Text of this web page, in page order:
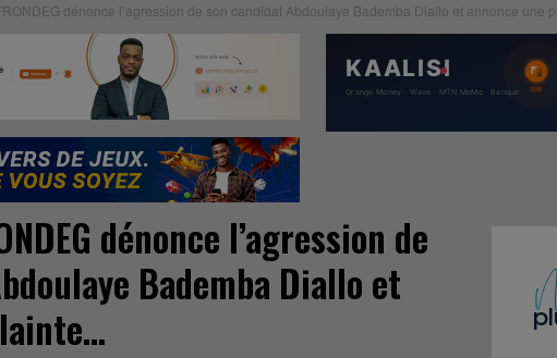
dénonce l’agression de son candidat Abdoulaye Bademba Diallo et annonce une
dénonce l’agression de
Bademba Diallo et